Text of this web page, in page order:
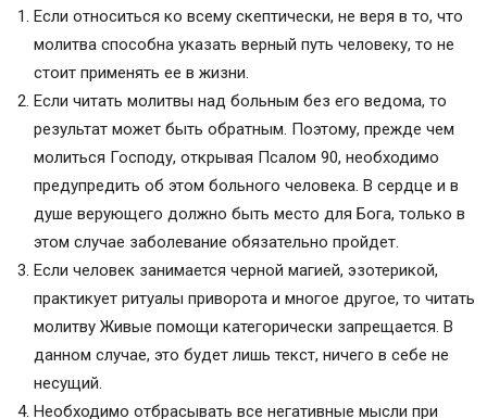
Если относиться ко всему скептически, не веря в то, что
молитва способна указать верный путь человеку, то не
стоит применять ее в жизни.
Если читать молитвы над больным без его ведома, то
результат может быть обратным. Поэтому, прежде чем
молиться Господу, открывая Псалом 90, необходимо
предупредить об этом больного человека. В сердце и в
душе верующего должно быть место для Бога, только в
этом случае заболевание обязательно пройдет.
Если человек занимается черной магией, эзотерикой,
практикует ритуалы приворота и многое другое, то читать
молитву Живые помощи категорически запрещается. В
данном случае, это будет лишь текст, ничего в себе не
несущий.
Необходимо отбрасывать все негативные мысли при